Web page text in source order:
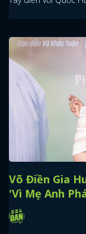
Võ Điền Gia
'Vì Mẹ Anh